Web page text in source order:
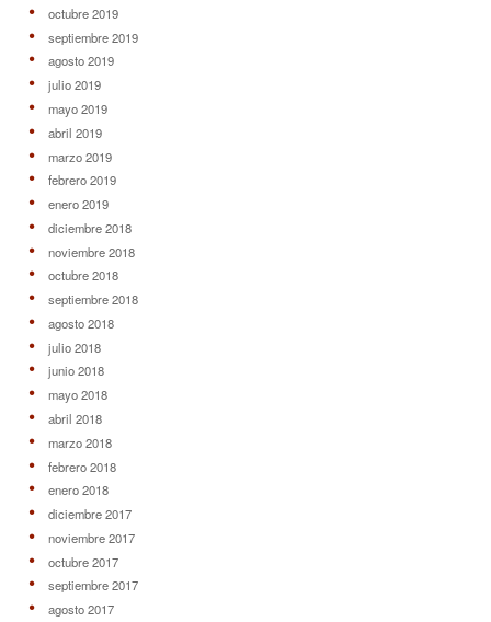
octubre 2019
septiembre 2019
agosto 2019
julio 2019
mayo 2019
abril 2019
marzo 2019
febrero 2019
enero 2019
diciembre 2018
noviembre 2018
octubre 2018
septiembre 2018
agosto 2018
julio 2018
junio 2018
mayo 2018
abril 2018
marzo 2018
febrero 2018
enero 2018
diciembre 2017
noviembre 2017
octubre 2017
septiembre 2017
agosto 2017